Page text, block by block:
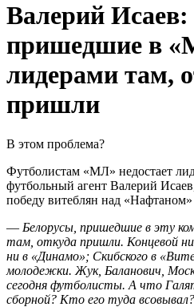
Валерий Исаев:
пришедшие в
лидерами там,
пришли
В этом проблема?
Футболистам «МЛ» недостает
футбольный агент Валерий
победу витеблян над
— Белорусы, пришедшие в эту
там, откуда пришли. Концевой
ни в «Динамо»; Скибского в
молодежки. Жук, Баланович,
сегодня футболисты. А что
сборной? Кто его туда всовывал?